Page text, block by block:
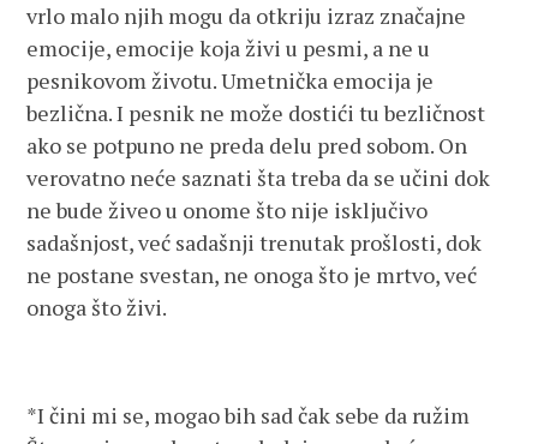
vrlo malo njih mogu da otkriju izraz značajne
emocije, emocije koja živi u pesmi, a ne u
pesnikovom životu. Umetnička emocija je
bezlična. I pesnik ne može dostići tu bezličnost
ako se potpuno ne preda delu pred sobom. On
verovatno neće saznati šta treba da se učini dok
ne bude živeo u onome što nije isključivo
sadašnjost, već sadašnji trenutak prošlosti, dok
ne postane svestan, ne onoga što je mrtvo, već
onoga što živi.
*I čini mi se, mogao bih sad čak sebe da ružim